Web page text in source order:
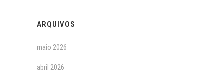
ARQUIVOS
maio 2026
abril 2026